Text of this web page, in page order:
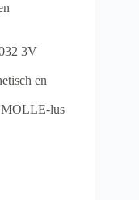
3V
en
MOLLE-lus